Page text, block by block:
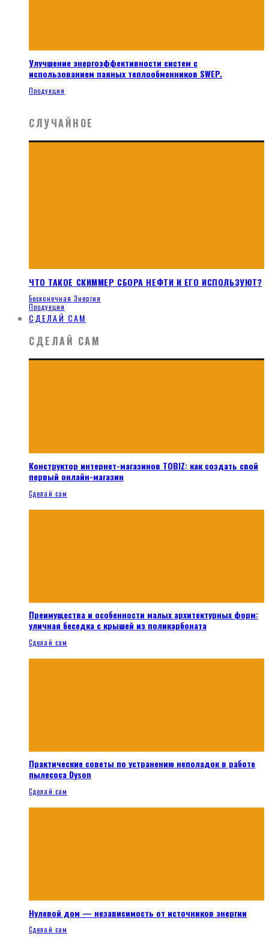
Улучшение энергоэффективности систем с
использованием паяных теплообменников SWEP.
Продукция
СЛУЧАЙНОЕ
ЧТО ТАКОЕ СКИММЕР СБОРА НЕФТИ И ЕГО ИСПОЛЬЗУЮТ?
Бесконечная Энергия
Продукция
СДЕЛАЙ САМ
СДЕЛАЙ САМ
Конструктор интернет-магазинов TOBIZ: как создать свой
первый онлайн-магазин
Сделай сам
Преимущества и особенности малых архитектурных форм:
уличная беседка с крышей из поликарбоната
Сделай сам
Практические советы по устранению неполадок в работе
пылесоса Dyson
Сделай сам
Нулевой дом — независимость от источников энергии
Сделай сам